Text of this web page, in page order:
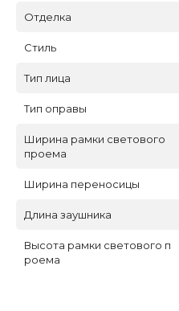
Отделка
Стиль
Тип лица
Тип оправы
Ширина рамки светового
проема
Ширина переносицы
Длина заушника
Высота рамки светового п
роема